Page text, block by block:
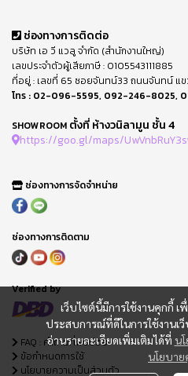
เว็บไซต์นี้มีการใช้งานคุกกี้
ประสบการณ์ที่ดีในการใช้งานเ
อ่านรายละเอียดเพิ่มเติมได้ที่ น
นโยบาย
ช่องทางการติดต่อ
บริษัท เอ วี แวลู จำกัด (สำนักงานใหญ่)
เลขประจำตัวผู้เสียภาษี : 0105543111885
ที่อยู่ : เลขที่ 65 ซอยจันทน์33 ถนนจันทน์ แ
โทร : 02-096-5595, 092-246-8025,
SHOWROOM ตั้งที่ ห้างวนิลามูน ชั้น 4
https://goo.gl/maps/
ช่องทางการจัดจำหน่าย
ช่องทางการติดตาม
Verified by
FAQ : คำถามที่พบบ่อย
ข้อกำหนดการใช้
นโยบายความเป็นส่วนตัว